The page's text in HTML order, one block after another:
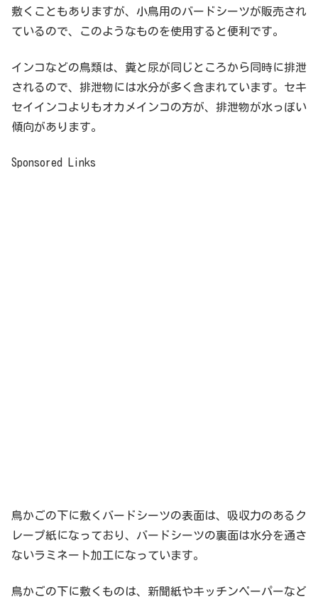
敷くこともありますが、小鳥用のバードシーツが販売され
ているので、このようなものを使用すると便利です。
インコなどの鳥類は、糞と尿が同じところから同時に排泄
されるので、排泄物には水分が多く含まれています。セキ
セイインコよりもオカメインコの方が、排泄物が水っぽい
傾向があります。
Sponsored Links
鳥かごの下に敷くバードシーツの表面は、吸収力のあるク
レープ紙になっており、バードシーツの裏面は水分を通さ
ないラミネート加工になっています。
鳥かごの下に敷くものは、新聞紙やキッチンペーパーなど